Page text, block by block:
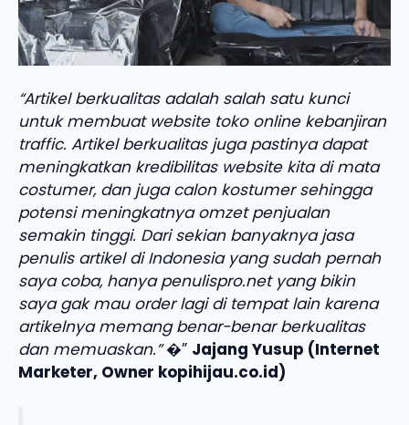
“Artikel berkualitas adalah salah satu kunci
untuk membuat website toko online kebanjiran
traffic. Artikel berkualitas juga pastinya dapat
meningkatkan kredibilitas website kita di mata
costumer, dan juga calon kostumer sehingga
potensi meningkatnya omzet penjualan
semakin tinggi. Dari sekian banyaknya jasa
penulis artikel di Indonesia yang sudah pernah
saya coba, hanya penulispro.net yang bikin
saya gak mau order lagi di tempat lain karena
artikelnya memang benar-benar berkualitas
dan memuaskan.”�” Jajang Yusup (Internet
Marketer, Owner kopihijau.co.id)